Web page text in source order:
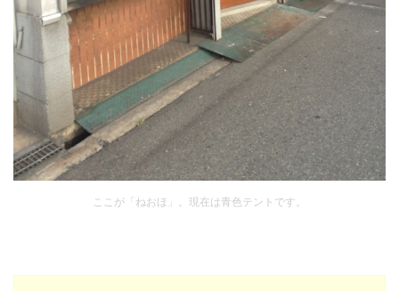
ここが「ねおほ」。現在は青色テントです。